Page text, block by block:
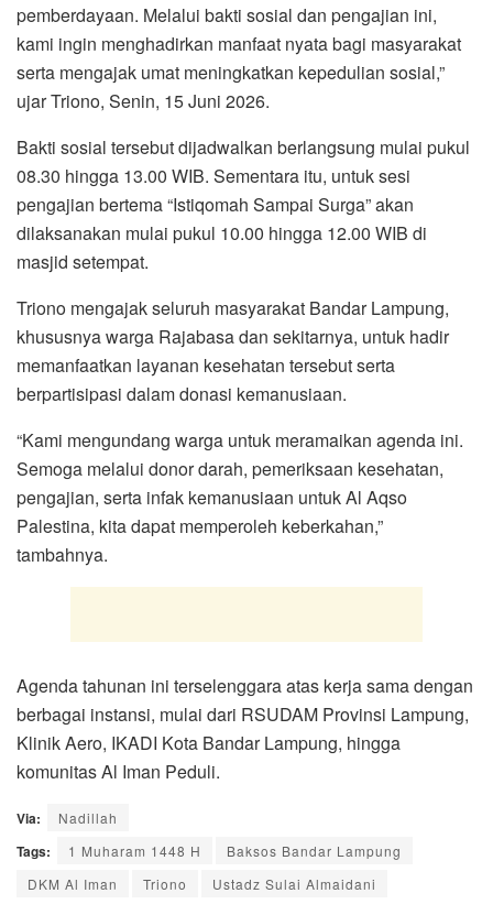
pemberdayaan. Melalui bakti sosial dan pengajian ini,
kami ingin menghadirkan manfaat nyata bagi masyarakat
serta mengajak umat meningkatkan kepedulian sosial,”
ujar Triono, Senin, 15 Juni 2026.
Bakti sosial tersebut dijadwalkan berlangsung mulai pukul
08.30 hingga 13.00 WIB. Sementara itu, untuk sesi
pengajian bertema “Istiqomah Sampai Surga” akan
dilaksanakan mulai pukul 10.00 hingga 12.00 WIB di
masjid setempat.
Triono mengajak seluruh masyarakat Bandar Lampung,
khususnya warga Rajabasa dan sekitarnya, untuk hadir
memanfaatkan layanan kesehatan tersebut serta
berpartisipasi dalam donasi kemanusiaan.
“Kami mengundang warga untuk meramaikan agenda ini.
Semoga melalui donor darah, pemeriksaan kesehatan,
pengajian, serta infak kemanusiaan untuk Al Aqso
Palestina, kita dapat memperoleh keberkahan,”
tambahnya.
Agenda tahunan ini terselenggara atas kerja sama dengan
berbagai instansi, mulai dari RSUDAM Provinsi Lampung,
Klinik Aero, IKADI Kota Bandar Lampung, hingga
komunitas Al Iman Peduli.
Via: Nadillah
Tags: 1 Muharam 1448 H
Baksos Bandar Lampung
DKM Al Iman
Triono Ustadz Sulai Almaidani